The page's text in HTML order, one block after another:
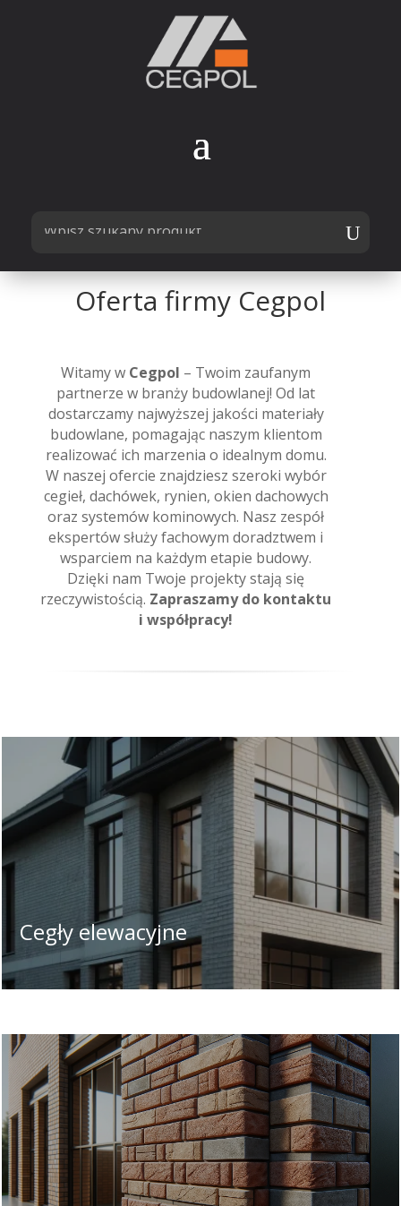
Oferta firmy Cegpol
Witamy w Cegpol – Twoim zaufanym
partnerze w branży budowlanej! Od lat
dostarczamy najwyższej jakości materiały
budowlane, pomagając naszym klientom
realizować ich marzenia o idealnym domu.
W naszej ofercie znajdziesz szeroki wybór
cegieł, dachówek, rynien, okien dachowych
oraz systemów kominowych. Nasz zespół
ekspertów służy fachowym doradztwem i
wsparciem na każdym etapie budowy.
Dzięki nam Twoje projekty stają się
rzeczywistością. Zapraszamy do kontaktu
i współpracy!
Cegły elewacyjne